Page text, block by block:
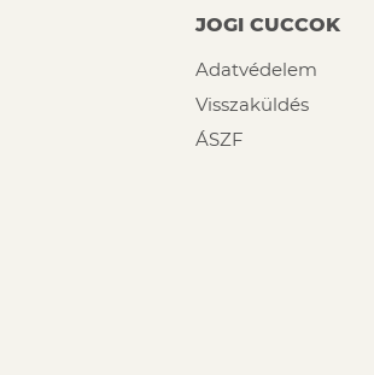
JOGI CUCCOK
Adatvédelem
Visszaküldés
ÁSZF